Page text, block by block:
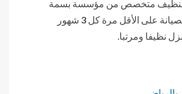
تنظيف متخصص من مؤسسة بسمة
على الأقل مرة كل 3 شهور
نظيفا ومرتبا.